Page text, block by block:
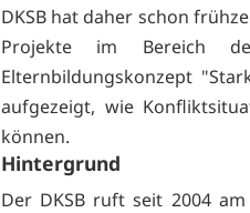
DKSB hat daher schon
Projekte im Bereich
Elternbildungskonzept
aufgezeigt, wie
können.
Hintergrund
Der DKSB ruft seit 2004